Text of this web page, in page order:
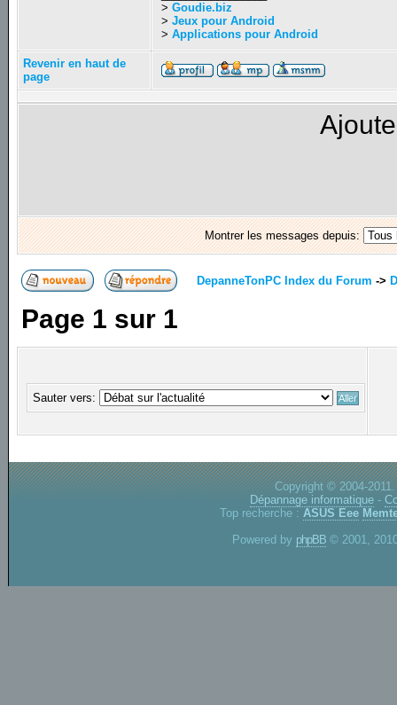
>Goudie.biz
>Jeux pour Android
>Applications pour Android
Revenir en haut de
page
Montrer les messages depuis:
DepanneTonPC Index du Forum ->
Page 1 sur 1
Sauter vers:
Copyright © 2004-
Dépannage informatique -
Top recherche : ASUS Eee
Powered by phpBB © 2001,